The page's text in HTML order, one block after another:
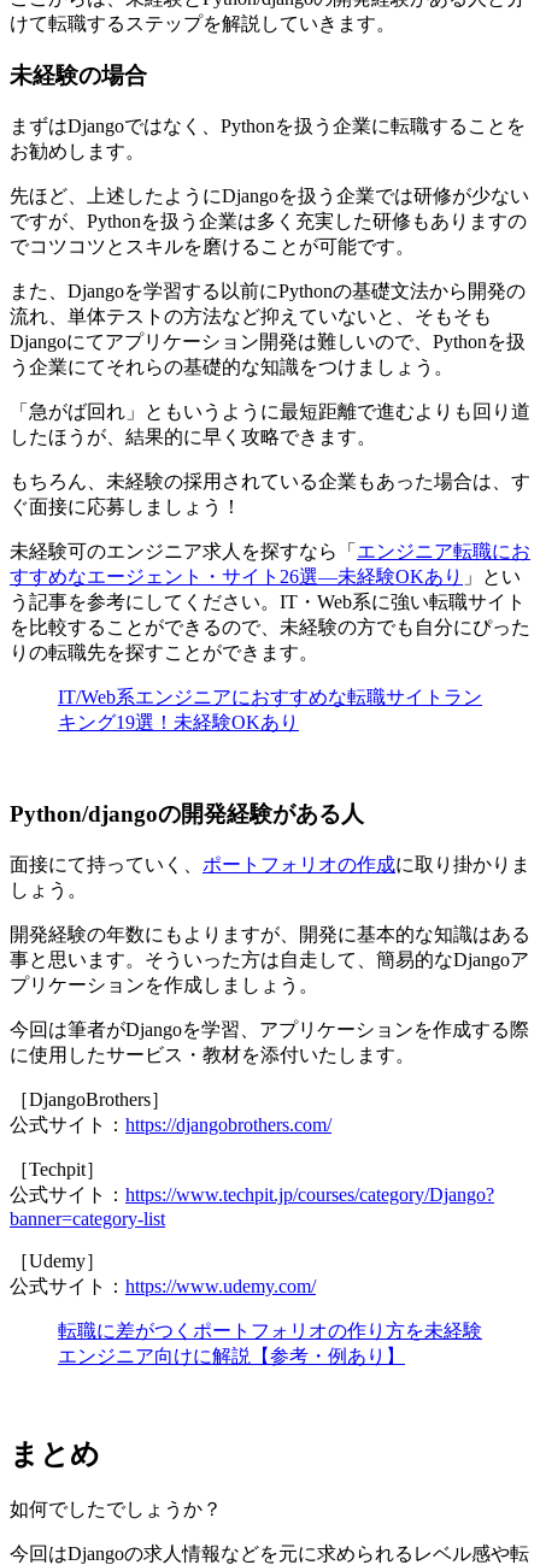
けて転職するステップを解説していきます。
未経験の場合
まずはDjangoではなく、Pythonを扱う企業に転職することを
お勧めします。
先ほど、上述したようにDjangoを扱う企業では研修が少ない
ですが、Pythonを扱う企業は多く充実した研修もありますの
でコツコツとスキルを磨けることが可能です。
また、Djangoを学習する以前にPythonの基礎文法から開発の
流れ、単体テストの方法など抑えていないと、そもそも
Djangoにてアプリケーション開発は難しいので、Pythonを扱
う企業にてそれらの基礎的な知識をつけましょう。
「急がば回れ」ともいうように最短距離で進むよりも回り道
したほうが、結果的に早く攻略できます。
もちろん、未経験の採用されている企業もあった場合は、す
ぐ面接に応募しましょう！
未経験可のエンジニア求人を探すなら「 エンジニア転職にお
すすめなエージェント・サイト26選―未経験OKあり 」とい
う記事を参考にしてください。IT・Web系に強い転職サイト
を比較することができるので、未経験の方でも自分にぴった
りの転職先を探すことができます。
IT/Web系エンジニアにおすすめな転職サイトラン
キング19選！未経験OKあり
Python/djangoの開発経験がある人
面接にて持っていく、 ポートフォリオの作成に取り掛かりま
しょう。
開発経験の年数にもよりますが、開発に基本的な知識はある
事と思います。そういった方は自走して、簡易的なDjangoア
プリケーションを作成しましょう。
今回は筆者がDjangoを学習、アプリケーションを作成する際
に使用したサービス・教材を添付いたします。
［DjangoBrothers］
公式サイト： https://djangobrothers.com/
［Techpit］
公式サイト： https://www.techpit.jp/courses/category/Django?
banner=category-list
［Udemy］
公式サイト： https://www.udemy.com/
転職に差がつくポートフォリオの作り方を未経験
エンジニア向けに解説【参考・例あり】
まとめ
如何でしたでしょうか？
今回はDjangoの求人情報などを元に求められるレベル感や転